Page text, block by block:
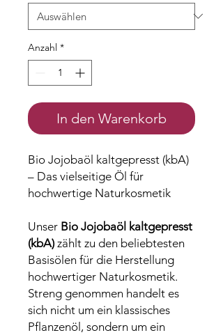
Anzahl *
In den Warenkorb
Bio Jojobaöl kaltgepresst (kbA)
– Das vielseitige Öl für
hochwertige Naturkosmetik
Unser Bio Jojobaöl kaltgepresst
(kbA)zählt zu den beliebtesten
Basisölen für die Herstellung
hochwertiger Naturkosmetik.
Streng genommen handelt es
sich nicht um ein klassisches
Pflanzenöl, sondern um ein